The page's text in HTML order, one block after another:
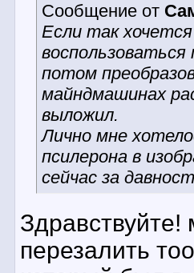
Сообщение от
Если так
потом
майндмашинах
выложил.
Лично мне
псилерона в
сейчас за
перезалить